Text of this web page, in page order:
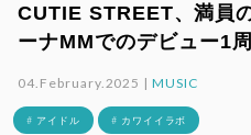
CUTIE STREET、満員
ーナMMでのデビュー1
04.February.2025 |MUSIC
# アイドル # カワイイラボ